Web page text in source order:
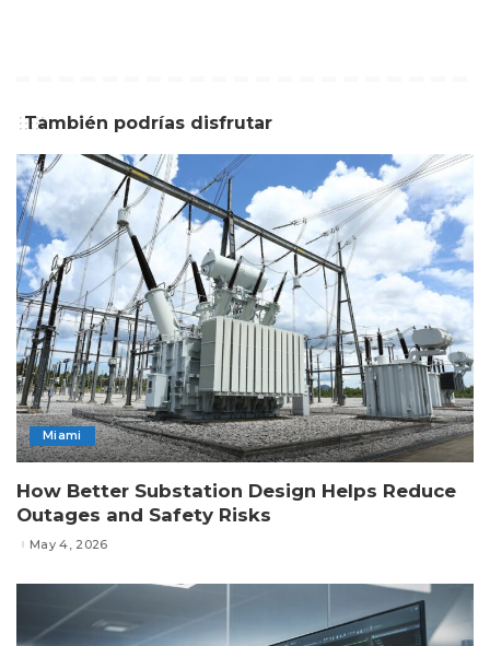
También podrías disfrutar
Miami
How Better Substation Design Helps Reduce
Outages and Safety Risks
May 4, 2026